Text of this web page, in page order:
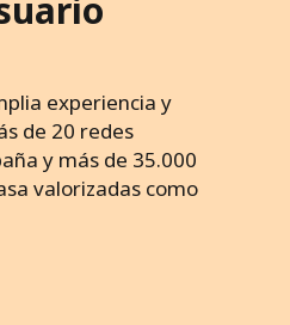
experiencia y
de 20 redes
y más de 35.000
valorizadas como